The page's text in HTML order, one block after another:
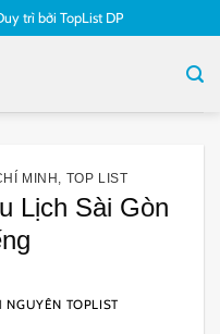
trì bởi TopList DP
MINH TOP LIST
Lịch Sài Gòn
NGUYÊN TOPLIST